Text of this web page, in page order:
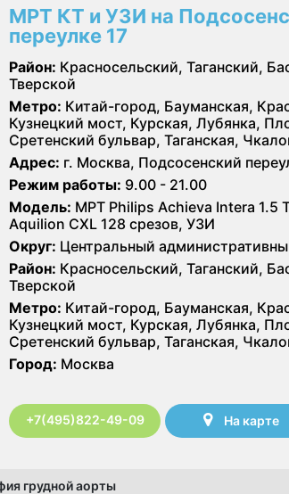
МРТ КТ и УЗИ на
переулке 17
Район: Красносельский, Таганский,
Тверской
Метро: Китай-город, Бауманская,
Кузнецкий мост, Курская, Лубянка,
Сретенский бульвар, Таганская,
Адрес: г. Москва, Подсосенский
Режим работы: 9.00 - 21.00
Модель: МРТ Philips Achieva Intera 1.5
Aquilion CXL 128 срезов, УЗИ
Округ: Центральный
Район: Красносельский, Таганский,
Тверской
Метро: Китай-город, Бауманская,
Кузнецкий мост, Курская, Лубянка,
Сретенский бульвар, Таганская,
Город: Москва
+7(495)822-49-09 На карте
грудной аорты